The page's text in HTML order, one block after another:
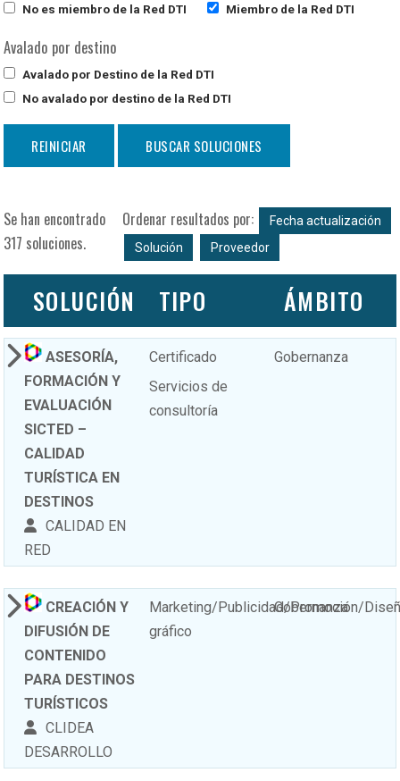
No es miembro de la Red DTI Miembro de la Red DTI
Avalado por destino
Avalado por Destino de la Red DTI
No avalado por destino de la Red DTI
Se han encontrado
317 soluciones.
Ordenar resultados por:
Fecha actualización
Solución
Proveedor
SOLUCIÓN TIPO ÁMBITO
ASESORÍA,
FORMACIÓN Y
EVALUACIÓN
SICTED –
CALIDAD
TURÍSTICA EN
DESTINOS
CALIDAD EN
RED
Certificado
Servicios de
consultoría
Gobernanza
CREACIÓN Y
DIFUSIÓN DE
CONTENIDO
PARA DESTINOS
TURÍSTICOS
CLIDEA
DESARROLLO
Marketing/Publicidad/Promoción/
gráfico
Gobernanza